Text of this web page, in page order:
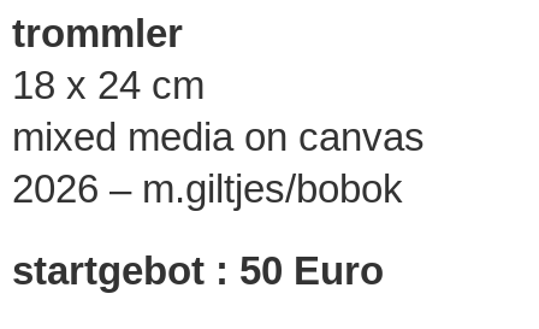
trommler
18 x 24 cm
mixed media on canvas
2026 – m.giltjes/bobok
startgebot : 50 Euro